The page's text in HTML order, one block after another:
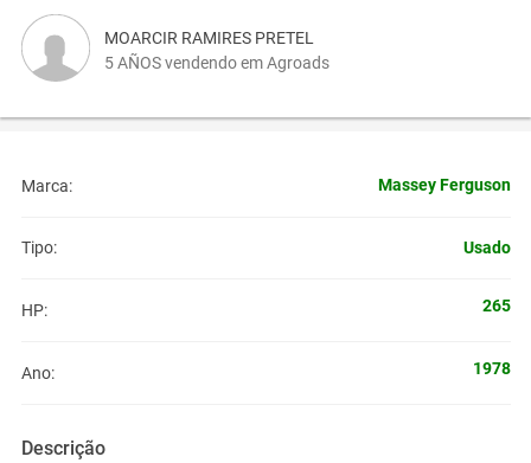
MOARCIR RAMIRES PRETEL
5 AÑOS vendendo em Agroads
Marca: Massey Ferguson
Tipo: Usado
HP: 265
Ano: 1978
Descrição